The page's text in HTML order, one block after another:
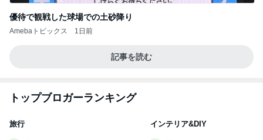
優待で観戦した球場での土砂降り
Amebaトピックス 1日前
記事を読む
トップブロガーランキング
旅行 インテリア&DIY